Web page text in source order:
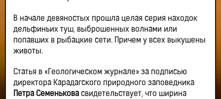
В начале девяностых прошла целая серия находок
дельфиньих туш, выброшенных волнами или
попавших в рыбацкие сети. Причем у всех выкушены
животы.
Статья в «Геологическом журнале» за подписью
директора Карадагского природного заповедника
Петра Семенькова свидетельствует, что ширина